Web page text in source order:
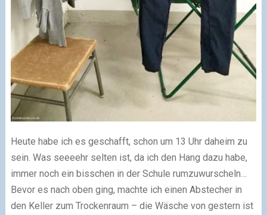
Heute habe ich es geschafft, schon um 13 Uhr daheim zu
sein. Was seeeehr selten ist, da ich den Hang dazu habe,
immer noch ein bisschen in der Schule rumzuwurscheln…
Bevor es nach oben ging, machte ich einen Abstecher in
den Keller zum Trockenraum – die Wäsche von gestern ist